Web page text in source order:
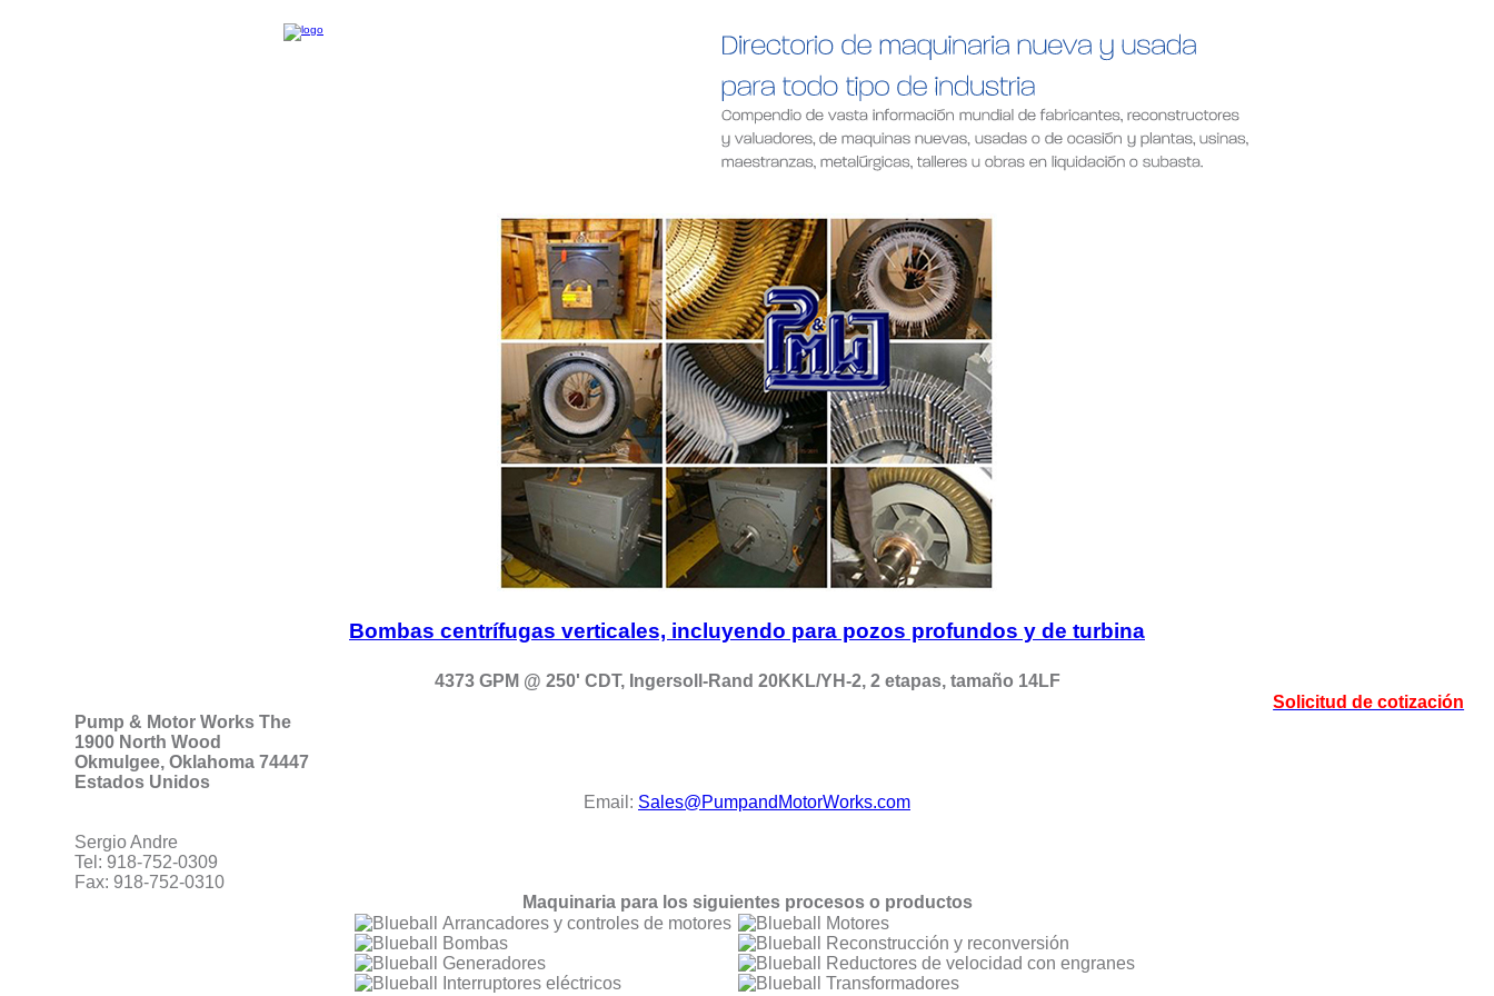
Bombas centrífugas verticales, incluyendo para pozos profundos y de turbina
4373 GPM @ 250' CDT, Ingersoll-Rand 20KKL/YH-2, 2 etapas, tamaño 14LF
Solicitud de cotización
Pump & Motor Works The
1900 North Wood
Okmulgee, Oklahoma 74447
Estados Unidos
Email: Sales@PumpandMotorWorks.com
Sergio Andre
Tel: 918-752-0309
Fax: 918-752-0310
Maquinaria para los siguientes procesos o productos
Arrancadores y controles de motores
Bombas
Generadores
Interruptores eléctricos
Motores
Reconstrucción y reconversión
Reductores de velocidad con engranes
Transformadores